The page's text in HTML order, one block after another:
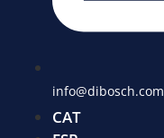
info@dibosch.com
CAT